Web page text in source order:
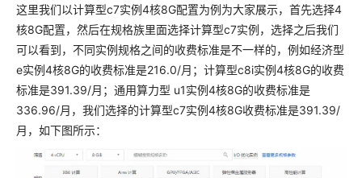
这里我们以计算型c7实例4核8G配置为例为大家展示，首先选择4
核8G配置，然后在规格族里面选择计算型c7实例，选择之后我们
可以看到，不同实例规格之间的收费标准是不一样的，例如经济型
e实例4核8G的收费标准是216.0/月；计算型c8i实例4核8G的收费
标准是391.39/月；通用算力型 u1实例4核8G的收费标准是
336.96/月，我们选择的计算型c7实例4核8G收费标准是391.39/
月，如下图所示：